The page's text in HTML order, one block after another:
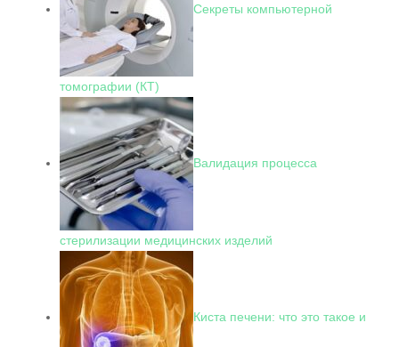
Секреты компьютерной
томографии (КТ)
Валидация процесса
стерилизации медицинских изделий
Киста печени: что это такое и